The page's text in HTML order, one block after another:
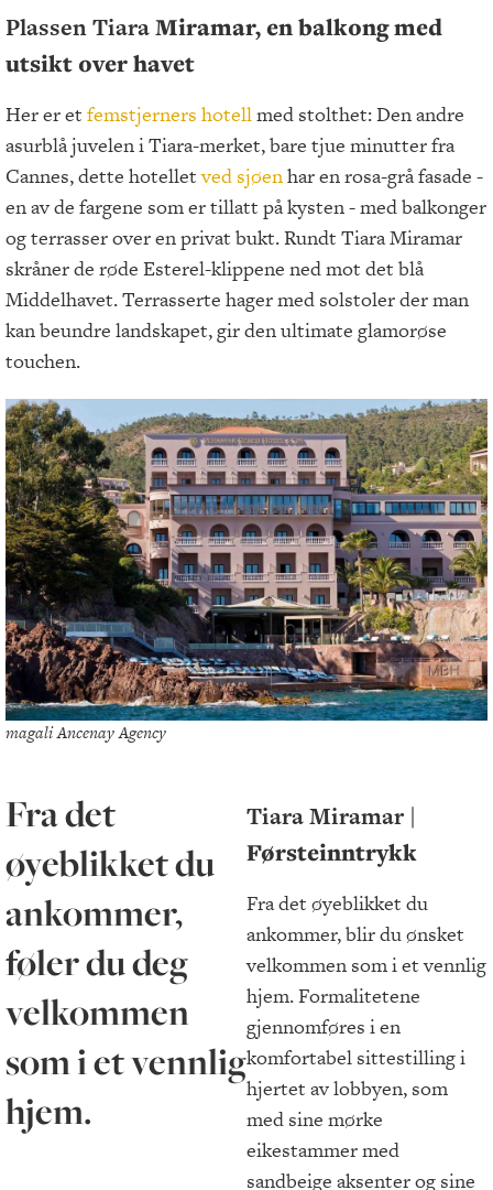
Plassen TiaraMiramar, en balkong med
utsikt over havet
Her er et femstjerners hotellmed stolthet: Den andre
asurblå juvelen i Tiara-merket, bare tjue minutter fra
Cannes, dette hotelletved sjøenhar en rosa-grå fasade -
en av de fargene som er tillatt på kysten - med balkonger
og terrasser over en privat bukt. Rundt Tiara Miramar
skråner de røde Esterel-klippene ned mot det blå
Middelhavet. Terrasserte hager med solstoler der man
kan beundre landskapet, gir den ultimate glamorøse
touchen.
magali Ancenay Agency
Tiara Miramar |
Førsteinntrykk
Fra det øyeblikket du
ankommer, blir du ønsket
velkommen som i et vennlig
hjem. Formalitetene
gjennomføres i en
komfortabel sittestilling i
hjertet av lobbyen, som
med sine mørke
eikestammer med
sandbeige aksenter og sine
Fra det
øyeblikket du
ankommer,
føler du deg
velkommen
som i et vennlig
hjem.